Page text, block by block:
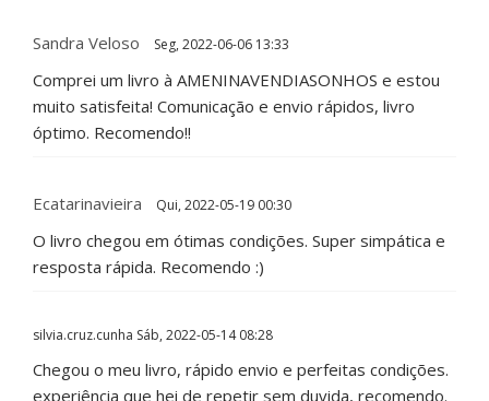
Sandra Veloso Seg, 2022-06-06 13:33
Comprei um livro à AMENINAVENDIASONHOS e estou
muito satisfeita! Comunicação e envio rápidos, livro
óptimo. Recomendo!!
Ecatarinavieira Qui, 2022-05-19 00:30
O livro chegou em ótimas condições. Super simpática e
resposta rápida. Recomendo :)
silvia.cruz.cunha Sáb, 2022-05-14 08:28
Chegou o meu livro, rápido envio e perfeitas condições.
experiência que hei de repetir sem duvida, recomendo.